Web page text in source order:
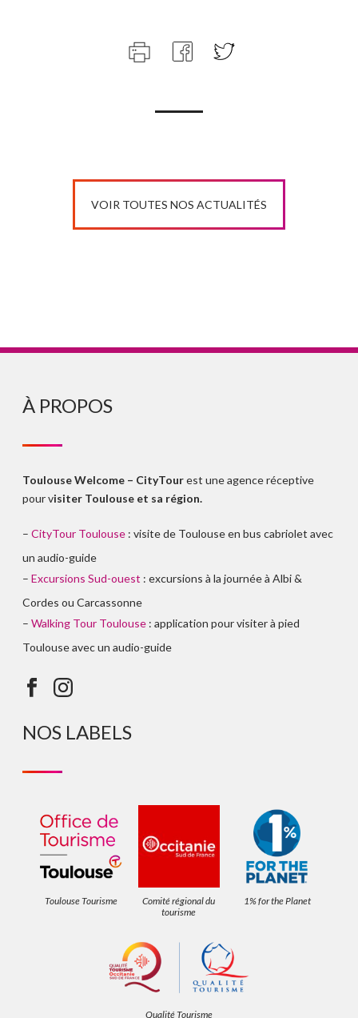
VOIR TOUTES NOS ACTUALITÉS
À PROPOS
Toulouse Welcome – CityTourest une agence réceptive
pour visiter Toulouse et sa région.
–CityTour Toulouse : visite de Toulouse en bus cabriolet avec
un audio-guide
–Excursions Sud-ouest : excursions à la journée à Albi &
Cordes ou Carcassonne
–Walking Tour Toulouse : application pour visiter à pied
Toulouse avec un audio-guide
NOS LABELS
Toulouse Tourisme
Comité régional du
tourisme
1% for the Planet
Qualité Tourisme